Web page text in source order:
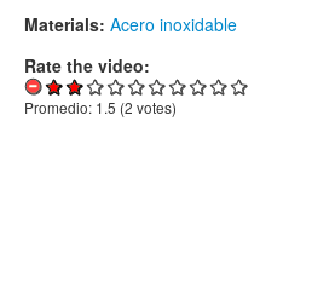
Materials: Acero inoxidable
Rate the video:
Promedio: 1.5 (2 votes)